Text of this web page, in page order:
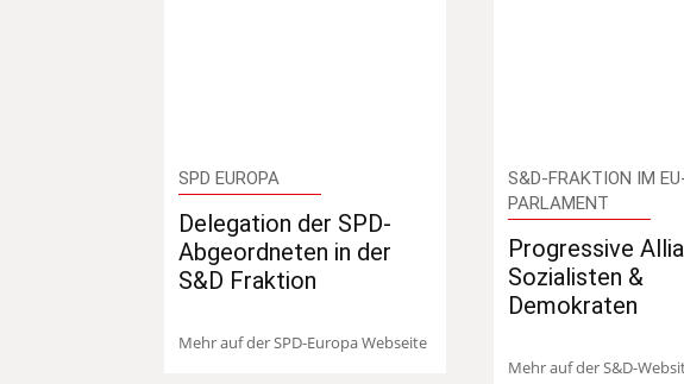
SPD EUROPA
Delegation der SPD-
Abgeordneten in der
S&D Fraktion
Mehr auf der SPD-Europa Webseite
S&D-FRAKTION IM
PARLAMENT
Progressive
Sozialisten &
Demokraten
Mehr auf der S&D-